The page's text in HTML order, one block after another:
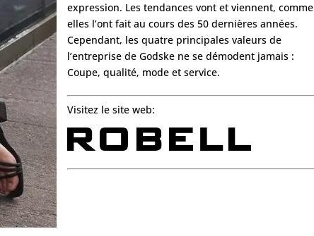
expression. Les tendances vont et viennent, comme
elles l’ont fait au cours des 50 dernières années.
Cependant, les quatre principales valeurs de
l’entreprise de Godske ne se démodent jamais :
Coupe, qualité, mode et service.
Visitez le site web: